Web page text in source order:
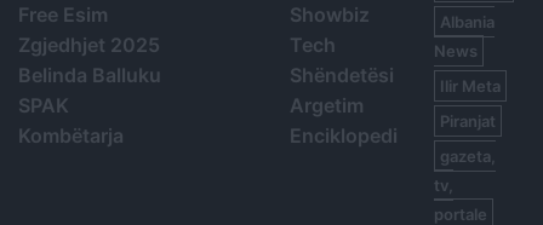
Free Esim
Zgjedhjet 2025
Belinda Balluku
SPAK
Kombëtarja
Showbiz
Tech
Shëndetësi
Argetim
Enciklopedi
Albania
News
Ilir Meta
Piranjat
gazeta,
tv,
portale